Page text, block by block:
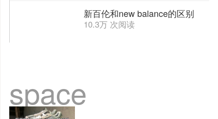
space
新百伦和new balance的区别
10.3万 次阅读